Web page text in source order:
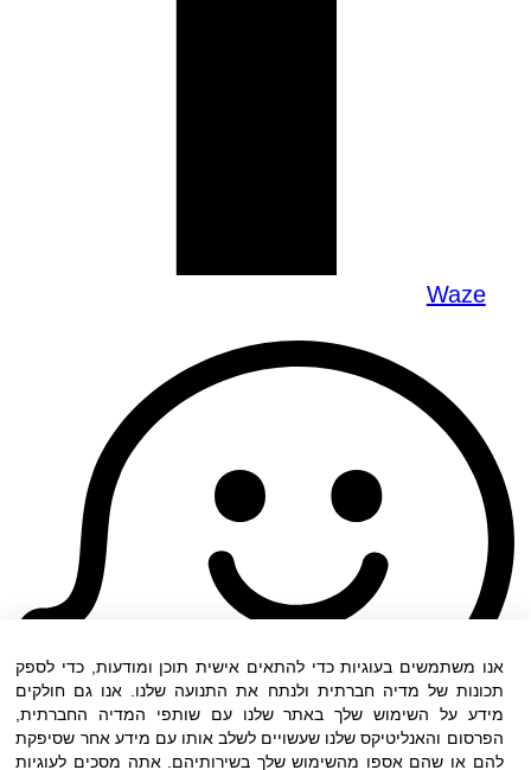
Waze
אנו משתמשים בעוגיות כדי להתאים אישית תוכן ומודעות, כדי לספק
תכונות של מדיה חברתית ולנתח את התנועה שלנו. אנו גם חולקים
מידע על השימוש שלך באתר שלנו עם שותפי המדיה החברתית,
הפרסום והאנליטיקס שלנו שעשויים לשלב אותו עם מידע אחר שסיפקת
להם או שהם אספו מהשימוש שלך בשירותיהם. אתה מסכים לעוגיות